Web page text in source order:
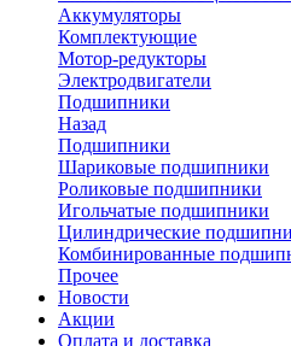
Аккумуляторы
Комплектующие
Мотор-редукторы
Электродвигатели
Подшипники
Назад
Подшипники
Шариковые подшипники
Роликовые подшипники
Игольчатые подшипники
Цилиндрические
Комбинированные
Прочее
Новости
Акции
Оплата и доставка